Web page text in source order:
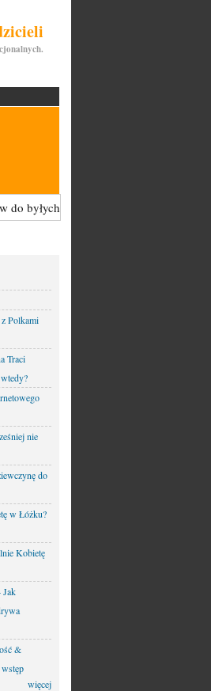
kobiet - są tu zabronione i będą
z Polkami
Traci
nie
do
w Łóżku?
Kobietę
Jak
&
więcej